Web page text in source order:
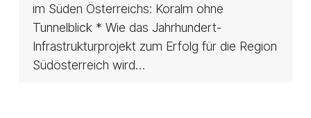
im Süden Österreichs: Koralm ohne
Tunnelblick * Wie das Jahrhundert-
Infrastrukturprojekt zum Erfolg für die Region
Südösterreich wird…